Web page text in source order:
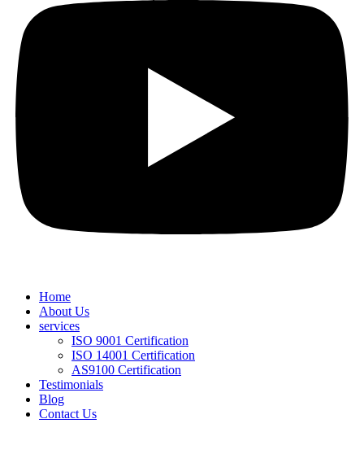
Home
About Us
services
ISO 9001 Certification
ISO 14001 Certification
AS9100 Certification
Testimonials
Blog
Contact Us